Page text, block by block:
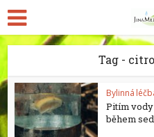
Tag -
Bylinná
Pitím
během